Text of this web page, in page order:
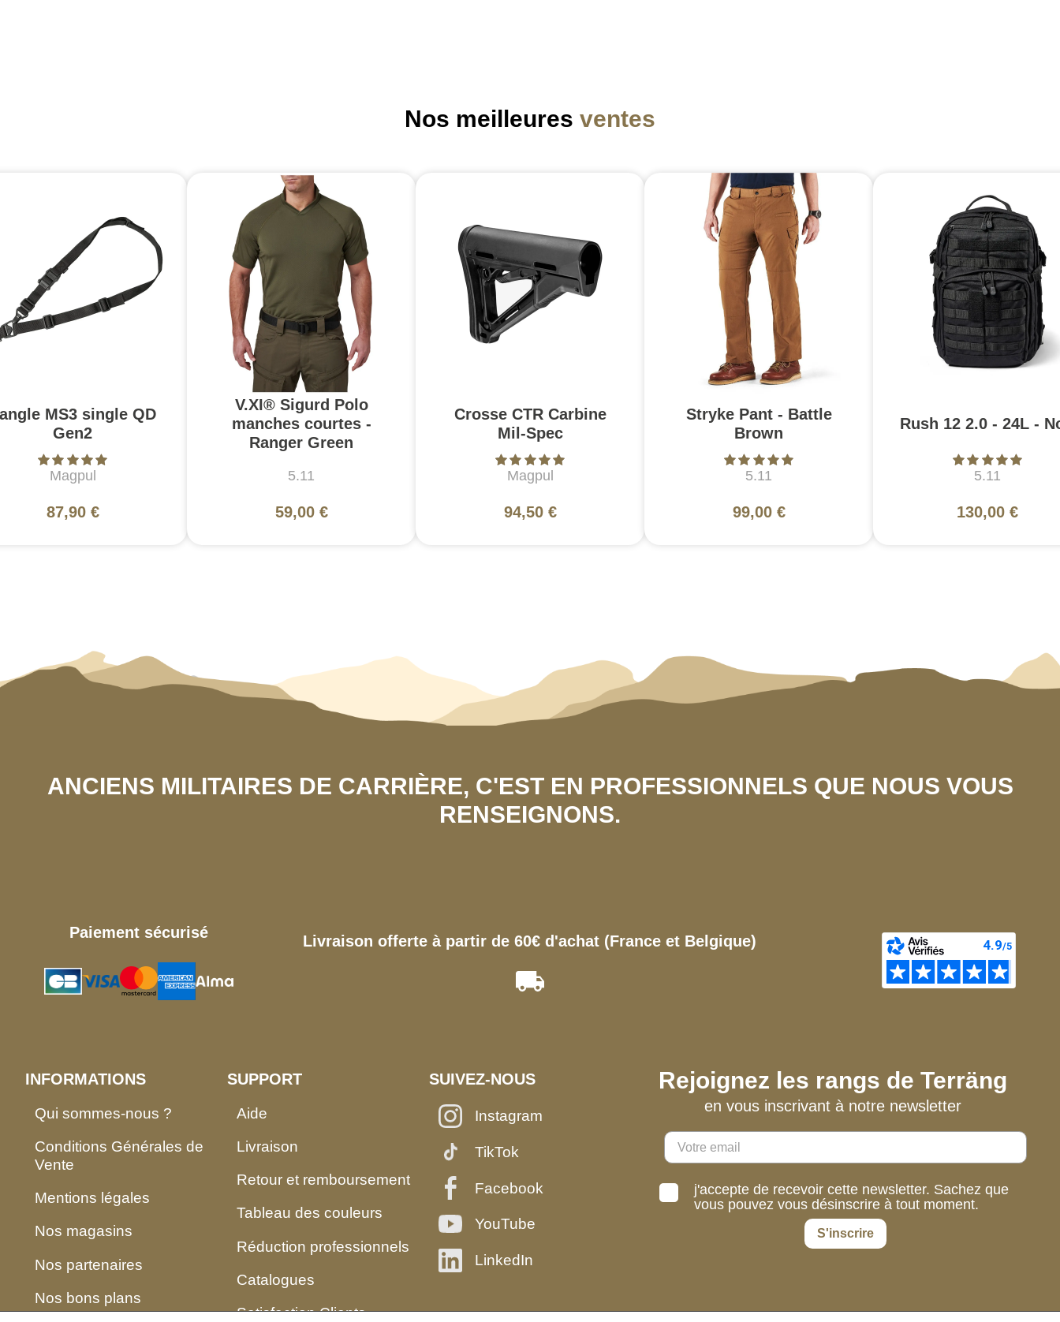
Nos meilleures ventes
MS3 single QD
Gen2
Magpul
87,90 €
V.XI® Sigurd Polo
manches courtes -
Ranger Green
5.11
59,00 €
Crosse CTR Carbine
Mil-Spec
Magpul
94,50 €
Stryke Pant - Battle
Brown
5.11
99,00 €
Rush 12 2.0 - 24L -
5.11
130,00 €
ANCIENS MILITAIRES DE CARRIÈRE, C'EST EN PROFESSIONNELS QUE NOUS VOUS
RENSEIGNONS.
Paiement sécurisé Livraison offerte à partir de 60€ d'achat (France et Belgique)
INFORMATIONS
Qui sommes-nous ?
Conditions Générales de
Vente
Mentions légales
Nos magasins
Nos partenaires
Nos bons plans
SUPPORT
Aide
Livraison
Retour et remboursement
Tableau des couleurs
Réduction professionnels
Catalogues
Satisfaction Clients
SUIVEZ-NOUS
Instagram
TikTok
Facebook
YouTube
LinkedIn
Rejoignez les rangs de Terräng
en vous inscrivant à notre newsletter
j'accepte de recevoir cette newsletter. Sachez que
vous pouvez vous désinscrire à tout moment.
S'inscrire